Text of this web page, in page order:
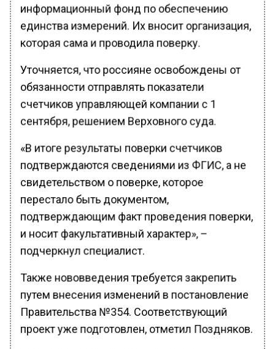
информационный фонд по обеспечению
единства измерений. Их вносит организация,
которая сама и проводила поверку.
Уточняется, что россияне освобождены от
обязанности отправлять показатели
счетчиков управляющей компании с 1
сентября, решением Верховного суда.
«В итоге результаты поверки счетчиков
подтверждаются сведениями из ФГИС, а не
свидетельством о поверке, которое
перестало быть документом,
подтверждающим факт проведения поверки,
и носит факультативный характер», –
подчеркнул специалист.
Также нововведения требуется закрепить
путем внесения изменений в постановление
Правительства №354. Соответствующий
проект уже подготовлен, отметил Поздняков.